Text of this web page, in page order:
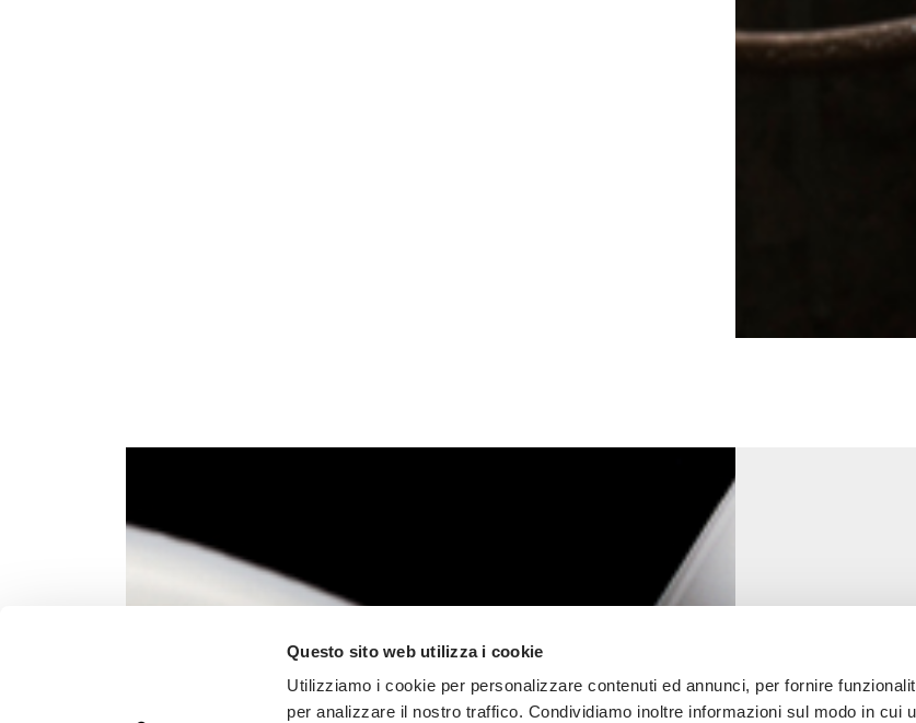
Questo sito web utilizza i cookie
Utilizziamo i cookie per personalizzare contenuti ed annunci, per fornire
per analizzare il nostro traffico. Condividiamo inoltre informazioni sul modo in cui